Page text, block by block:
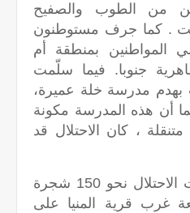
من الطوب والصفيح
. كما جرف مستوطنون
المواطنين بمنطقة أم
جنوبا. فيما سلّمت
بهدم مدرسة خلة عميرة،
أن هذه المدرسة مكونة
، كان الاحتلال قد
: اقتلعت قوات الاحتلال نحو 150 شجرة
غرب قرية المنيا على